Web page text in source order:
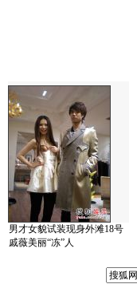
男才女貌试装现身外滩18号
戚薇美丽“冻”人